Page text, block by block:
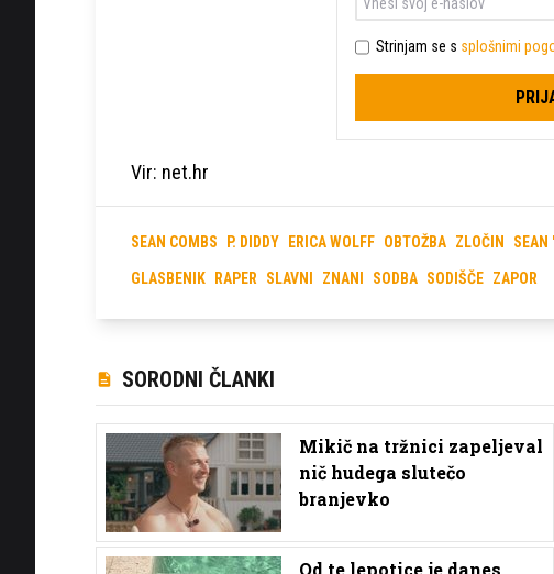
Strinjam se s splošnimi
Vir: net.hr
SEAN COMBS P. DIDDY ERICA WOLFF OBTOŽBA ZLOČIN SEAN
GLASBENIK RAPER SLAVNI ZNANI SODBA SODIŠČE ZAPOR
SORODNI ČLANKI
Mikič na tržnici zapeljeval
nič hudega slutečo
branjevko
Od te lepotice je danes